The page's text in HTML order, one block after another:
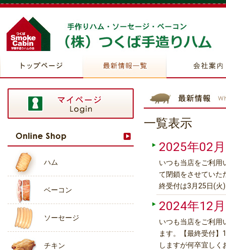
ハム
ベーコン
ソーセージ
チキン
一覧表示
2025年02
いつも当店をご利用
て閉鎖をさせていた
終受付は3月25日(
販サイトにてお買い
商品などもございま
2024年12
いつも当店をご利用
ます。【最終受付
しますが何卒宜しく